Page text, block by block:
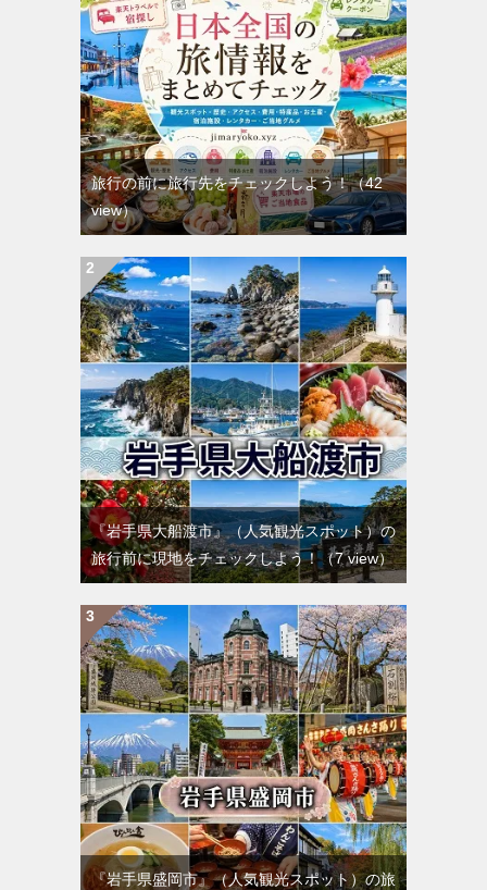
旅行の前に旅行先をチェックしよう！（42
view）
『岩手県大船渡市』（人気観光スポット）の
旅行前に現地をチェックしよう！（7 view）
『岩手県盛岡市』（人気観光スポット）の旅